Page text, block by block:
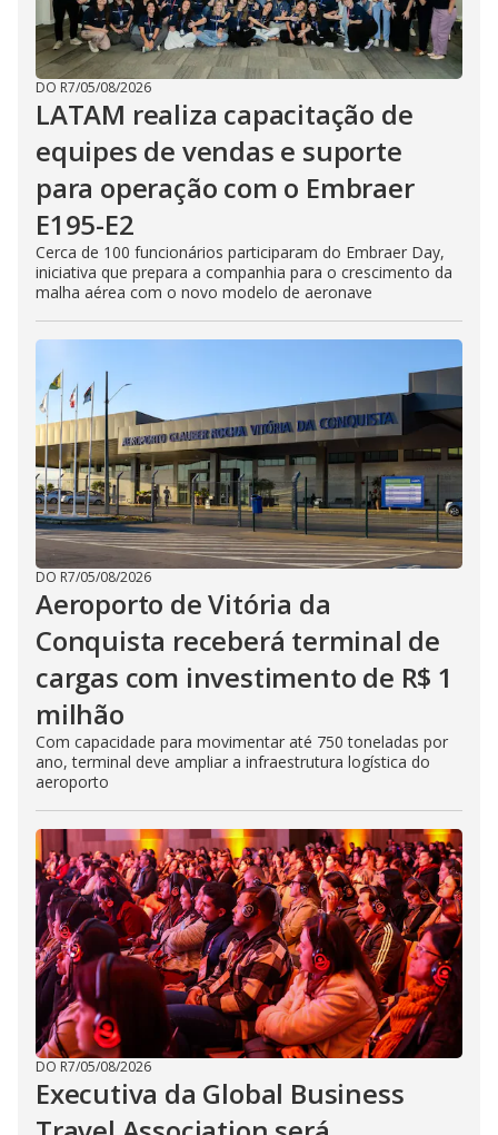
DO R7/05/08/2026
LATAM realiza capacitação de
equipes de vendas e suporte
para operação com o Embraer
E195-E2
Cerca de 100 funcionários participaram do Embraer Day,
iniciativa que prepara a companhia para o crescimento da
malha aérea com o novo modelo de aeronave
DO R7/05/08/2026
Aeroporto de Vitória da
Conquista receberá terminal de
cargas com investimento de R$ 1
milhão
Com capacidade para movimentar até 750 toneladas por
ano, terminal deve ampliar a infraestrutura logística do
aeroporto
DO R7/05/08/2026
Executiva da Global Business